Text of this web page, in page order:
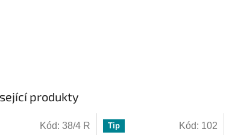
produkty
Kód: 38/4 R Tip Kód: 102